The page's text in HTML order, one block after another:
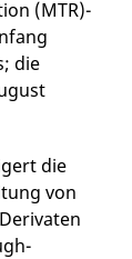
(MTR)-
die
die
von